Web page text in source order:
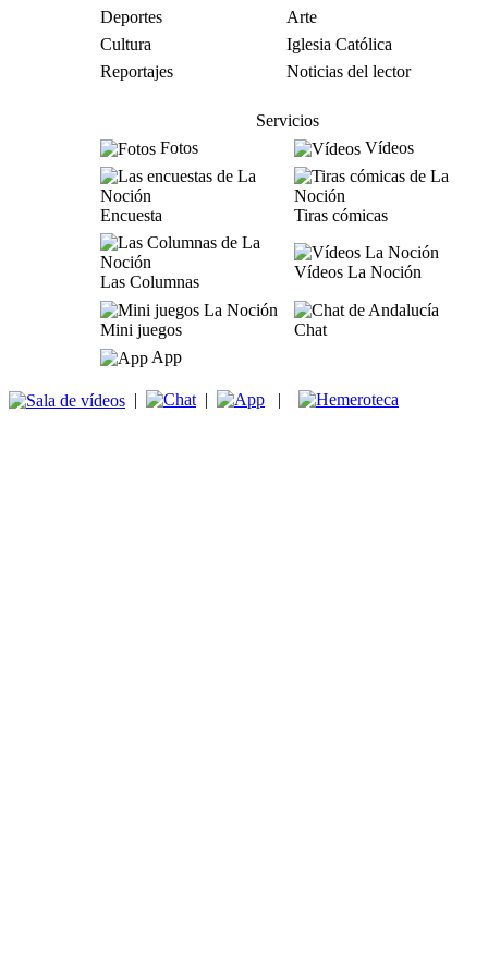
Deportes
Arte
Cultura
Iglesia Católica
Reportajes
Noticias del lector
Servicios
Fotos
Vídeos
Encuesta Tiras cómicas
Las Columnas
Vídeos La Noción
Mini juegos
Chat
App
| | |